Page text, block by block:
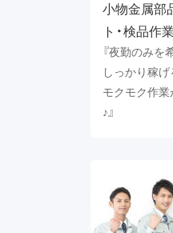
小物金属部
ト・検品作
『夜勤のみ
しっかり稼げ
モクモク作
♪』